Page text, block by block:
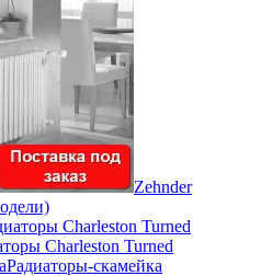
Zehnder
Charleston Turned
Радиаторы-скамейка